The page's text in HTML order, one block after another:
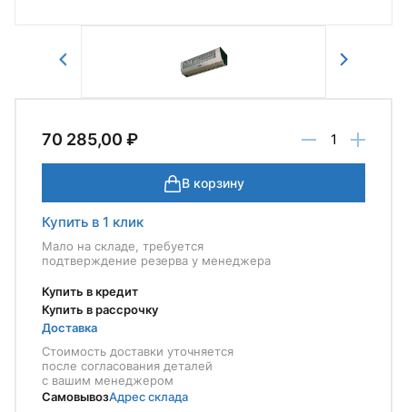
70 285,00 ₽
В корзину
Купить в 1 клик
Мало на складе, требуется
подтверждение резерва у менеджера
Купить в кредит
Купить в рассрочку
Доставка
Стоимость доставки уточняется
после согласования деталей
с вашим менеджером
СамовывозАдрес склада